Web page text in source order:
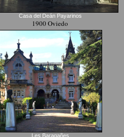
Casa del Deán Payarinos
1900 Oviedo
Les Baragañes